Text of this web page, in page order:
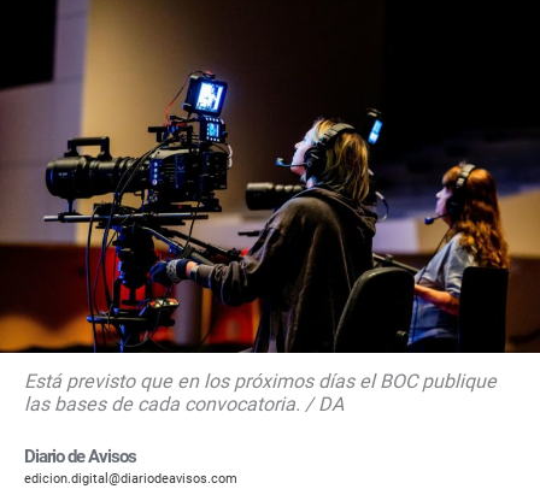
Está previsto que en los próximos días el BOC publique
las bases de cada convocatoria. / DA
Diario de Avisos
edicion.digital@diariodeavisos.com